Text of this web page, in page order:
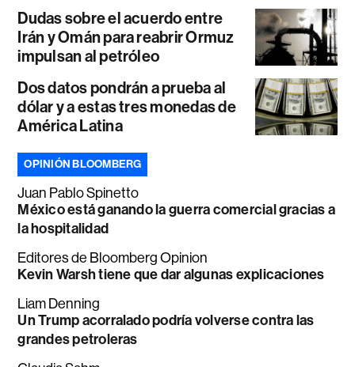
Dudas sobre el acuerdo entre
Irán y Omán para reabrir Ormuz
impulsan al petróleo
Dos datos pondrán a prueba al
dólar y a estas tres monedas de
América Latina
OPINIÓN BLOOMBERG
Juan Pablo Spinetto
México está ganando la guerra comercial gracias a
la hospitalidad
Editores de Bloomberg Opinion
Kevin Warsh tiene que dar algunas explicaciones
Liam Denning
Un Trump acorralado podría volverse contra las
grandes petroleras